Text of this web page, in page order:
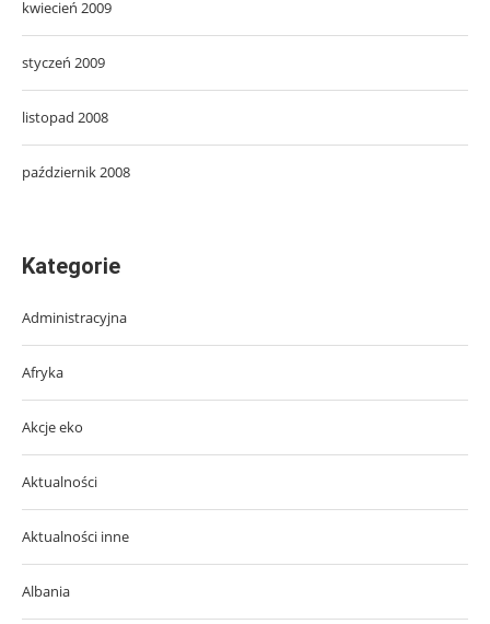
kwiecień 2009
styczeń 2009
listopad 2008
październik 2008
Kategorie
Administracyjna
Afryka
Akcje eko
Aktualności
Aktualności inne
Albania